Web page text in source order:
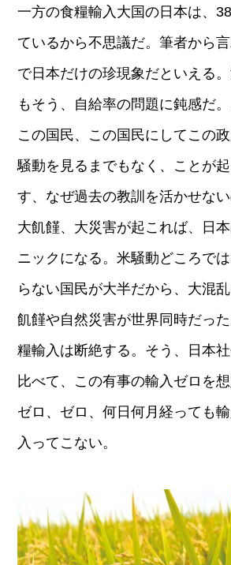
一方の食糧輸入大国の日本は、
ているから不思議だ。筆者から
で日本だけの珍現象だといえる
もそう、自給率の問題に鈍感だ
この国民、この国民にしてこの
騒動を見るまでもなく、ことが
す、なぜ過去の教訓を活かせない
大飢饉、大災害が起これば、日
ニックになる。米騒動どころで
らない国民が大半だから、大混乱
飢饉や自然災害が世界同時だっ
糧輸入は断絶する。そう、日本
比べて、この有事の輸入ゼロを想
ゼロ、ゼロ、何日何月経っても
入ってこない。